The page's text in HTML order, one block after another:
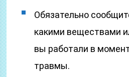
Обязательно
какими веществами
вы работали в
травмы.